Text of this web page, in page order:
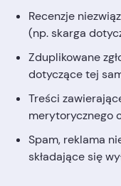
Recenzje
(np. skarga
Zduplikowane
dotyczące tej
Treści
merytorycznego
Spam, reklama
składające się